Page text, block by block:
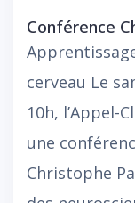
Conférence
cerveau Le
10h, l’Appel-
une
Christophe